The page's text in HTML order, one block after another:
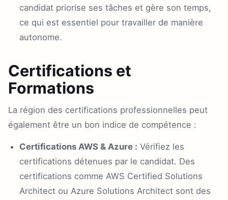
candidat priorise ses tâches et gère son temps,
ce qui est essentiel pour travailler de manière
autonome.
Certifications et
Formations
La région des certifications professionnelles peut
également être un bon indice de compétence :
Certifications AWS & Azure : Vérifiez les
certifications détenues par le candidat. Des
certifications comme AWS Certified Solutions
Architect ou Azure Solutions Architect sont des